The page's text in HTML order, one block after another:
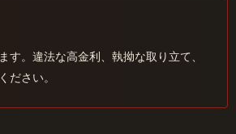
。違法な高金利、執拗な取り立て、
ださい。